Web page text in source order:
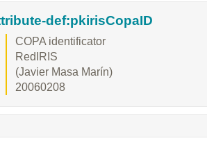
def:pkirisCopaID
COPA identificator
RedIRIS
(Javier Masa Marín)
20060208